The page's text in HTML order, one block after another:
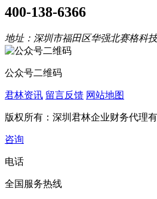
400-138-6366
地址：深圳市福田区华强北赛格科
公众号二维码
君林资讯 留言反馈 网站地图
版权所有：深圳君林企业财务代理
咨询
电话
全国服务热线